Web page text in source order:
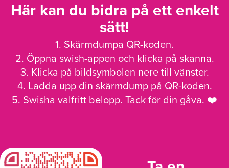
Här kan du bidra på ett enkelt
sätt!
1. Skärmdumpa QR-koden.
2. Öppna swish-appen och klicka på skanna.
3. Klicka på bildsymbolen nere till vänster.
4. Ladda upp din skärmdump på QR-koden.
5. Swisha valfritt belopp. Tack för din gåva. ❤️